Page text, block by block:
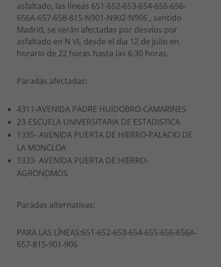
asfaltado, las líneas 651-652-653-654-655-656-
656A-657-658-815-N901-N902-N906 , sentido
Madrid, se verán afectadas por desvíos por
asfaltado en N VI, desde el dia 12 de julio en
horario de 22 horas hasta las 6:30 horas.
Paradas afectadas:
4311-AVENIDA PADRE HUIDOBRO-CAMARINES
23-ESCUELA UNIVERSITARIA DE ESTADISTICA
1335- AVENIDA PUERTA DE HIERRO-PALACIO DE
LA MONCLOA
1333- AVENIDA PUERTA DE HIERRO-
AGRONOMOS
Paradas alternativas:
PARA LAS LÍNEAS:651-652-653-654-655-656-656A-
657-815-901-906